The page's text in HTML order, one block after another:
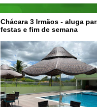
Chácara 3 Irmãos - aluga
festas e fim de semana